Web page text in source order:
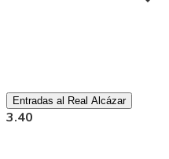
Entradas al Real Alcázar
3.40